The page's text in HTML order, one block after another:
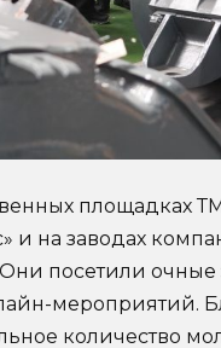
площадках
и на заводах
посетили
мероприятий.
количество